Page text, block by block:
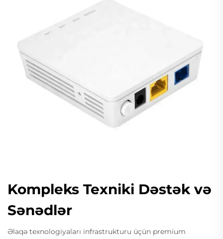
Kompleks Texniki Dəstək və
Sənədlər
Əlaqə texnologiyaları infrastrukturu üçün premium